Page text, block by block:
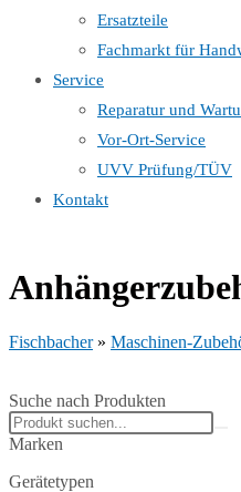
Ersatzteile
Fachmarkt für
Service
Reparatur und
Vor-Ort-Service
UVV Prüfung/TÜV
Kontakt
Fischbacher» Maschinen-
Suche nach Produkten
Search
products:
Marken
Gerätetypen